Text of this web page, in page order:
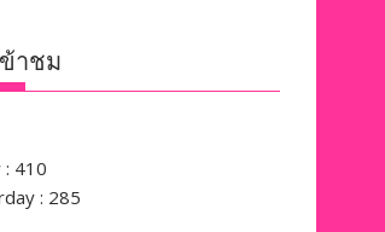
าชม
410
: 285